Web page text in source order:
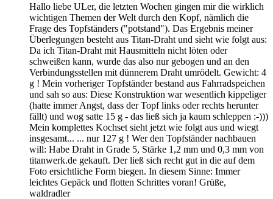
Hallo liebe ULer, die letzten Wochen gingen mir die wirklich
wichtigen Themen der Welt durch den Kopf, nämlich die
Frage des Topfständers ("potstand"). Das Ergebnis meiner
Überlegungen besteht aus Titan-Draht und sieht wie folgt aus:
Da ich Titan-Draht mit Hausmitteln nicht löten oder
schweißen kann, wurde das also nur gebogen und an den
Verbindungsstellen mit dünnerem Draht umrödelt. Gewicht: 4
g ! Mein vorheriger Topfständer bestand aus Fahrradspeichen
und sah so aus: Diese Konstruktion war wesentlich kippeliger
(hatte immer Angst, dass der Topf links oder rechts herunter
fällt) und wog satte 15 g - das ließ sich ja kaum schleppen :-)))
Mein komplettes Kochset sieht jetzt wie folgt aus und wiegt
insgesamt... ... nur 127 g ! Wer den Topfständer nachbauen
will: Habe Draht in Grade 5, Stärke 1,2 mm und 0,3 mm von
titanwerk.de gekauft. Der ließ sich recht gut in die auf dem
Foto ersichtliche Form biegen. In diesem Sinne: Immer
leichtes Gepäck und flotten Schrittes voran! Grüße,
waldradler